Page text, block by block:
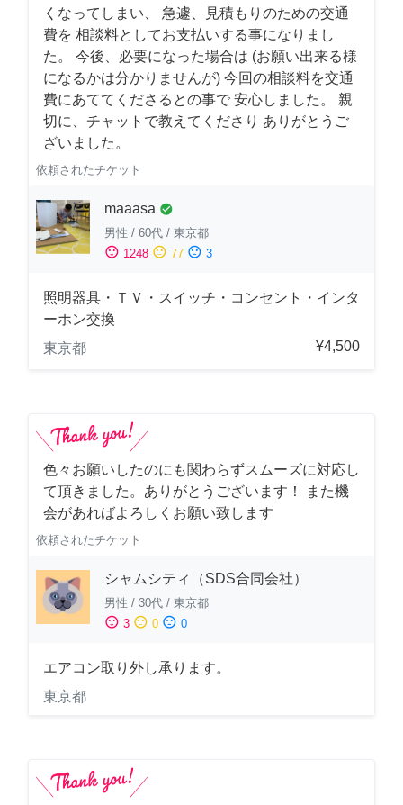
くなってしまい、 急遽、見積もりのための交通
費を 相談料としてお支払いする事になりまし
た。 今後、必要になった場合は (お願い出来る様
になるかは分かりませんが) 今回の相談料を交通
費にあててくださるとの事で 安心しました。 親
切に、チャットで教えてくださり ありがとうご
ざいました。
依頼されたチケット
maaasa check_circle
男性 / 60代 / 東京都
sentiment_satisfied 1248 sentiment_neutral 77 sentiment_dissatisfied 3
照明器具・ＴＶ・スイッチ・コンセント・インタ
ーホン交換
東京都
¥4,500
色々お願いしたのにも関わらずスムーズに対応し
て頂きました。ありがとうございます！ また機
会があればよろしくお願い致します
依頼されたチケット
シャムシティ（SDS合同会社）
男性 / 30代 / 東京都
sentiment_satisfied 3 sentiment_neutral 0 sentiment_dissatisfied 0
エアコン取り外し承ります。
東京都